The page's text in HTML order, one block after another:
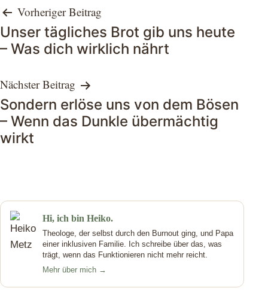
Beitragsnavigation
Vorheriger Beitrag
Unser tägliches Brot gib uns heute
– Was dich wirklich nährt
Nächster Beitrag
Sondern erlöse uns von dem Bösen
– Wenn das Dunkle übermächtig
wirkt
Hi, ich bin Heiko.
Theologe, der selbst durch den Burnout ging, und Papa
einer inklusiven Familie. Ich schreibe über das, was
trägt, wenn das Funktionieren nicht mehr reicht.
Mehr über mich →